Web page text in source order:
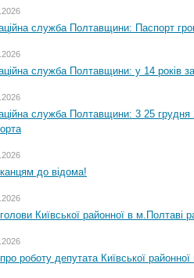
служба Полтавщини: Паспорт
служба Полтавщини: у 14 років
служба Полтавщини: 3 25
до відома!
Київської районної в м.Полтаві
роботу депутата Київської